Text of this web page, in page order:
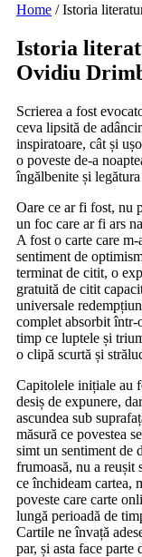
Home /Istoria
Istoria
Ovidiu
Scrierea a fost
ceva lipsită de
inspiratoare, cât și
o poveste de-a
îngălbenite și
Oare ce ar fi fost, nu
un foc care ar fi ars
A fost o carte care m-
sentiment de
terminat de citit, o
gratuită de citit
universale
complet absorbit într-
timp ce luptele și
o clipă scurtă și
Capitolele inițiale au
desiș de expunere,
ascundea sub
măsură ce povestea
simt un sentiment de
frumoasă, nu a reușit
ce închideam cartea,
poveste care carte
lungă perioadă de
Cartile ne învață
par, și asta face parte